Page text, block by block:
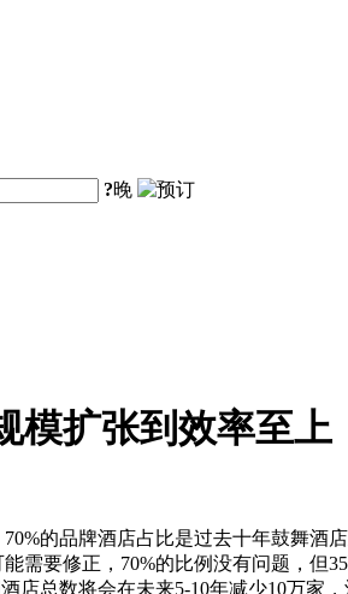
?晚
扩张到效率至上
的品牌酒店占比是过去十年鼓舞
需要修正，70%的比例没有问题，但
店总数将会在未来5-10年减少10万